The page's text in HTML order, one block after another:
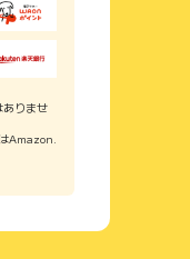
りませ
Amazon.